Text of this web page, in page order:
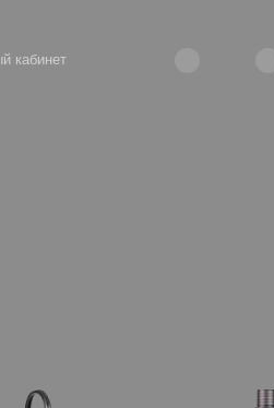
кабинет